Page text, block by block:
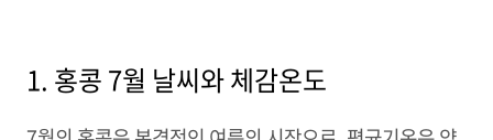
1. 홍콩 7월 날씨와 체감온도